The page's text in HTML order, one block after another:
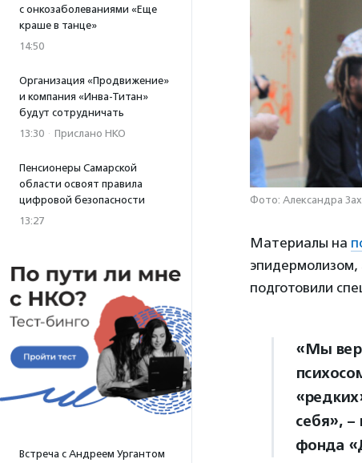
с онкозаболеваниями «Еще
краше в танце»
14:50
Организация «Продвижение»
и компания «Инва-Титан»
будут сотрудничать
13:30 · Прислано НКО
Пенсионеры Самарской
области освоят правила
цифровой безопасности
13:27
Встреча с Андреем Ургантом
Фото: Александра
Материалы на
эпидермолизом,
подготовили
«Мы
себя», –
фонда